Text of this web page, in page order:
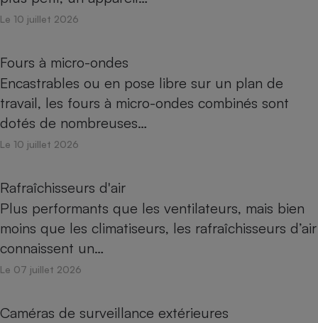
Le 10 juillet 2026
Fours à micro-ondes
Encastrables ou en pose libre sur un plan de
travail, les fours à micro-ondes combinés sont
dotés de nombreuses…
Le 10 juillet 2026
Rafraîchisseurs d'air
Plus performants que les ventilateurs, mais bien
moins que les climatiseurs, les rafraîchisseurs d’air
connaissent un…
Le 07 juillet 2026
Caméras de surveillance extérieures